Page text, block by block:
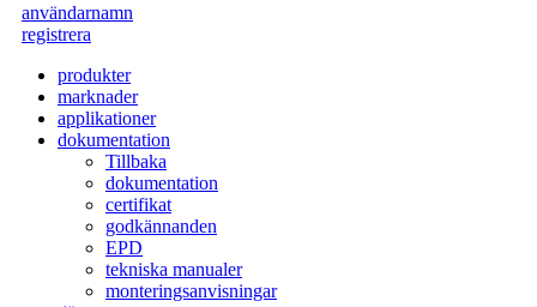
användarnamn
registrera
produkter
marknader
applikationer
dokumentation
Tillbaka
dokumentation
certifikat
godkännanden
EPD
tekniska manualer
monteringsanvisningar